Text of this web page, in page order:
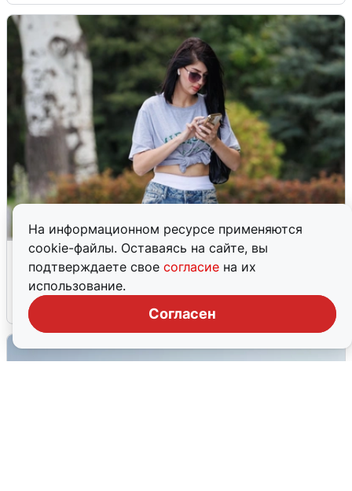
На информационном ресурсе применяются
cookie-файлы. Оставаясь на сайте, вы
подтверждаете свое согласие на их
использование.
Согласен
Волгоградцы остались без
мобильного интернета
6 августа